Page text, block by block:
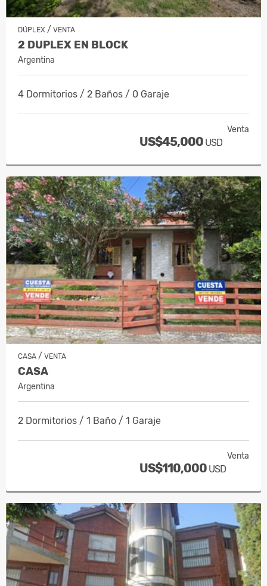
DÚPLEX / VENTA
2 DUPLEX EN BLOCK
Argentina
4 Dormitorios / 2 Baños / 0 Garaje
Venta
US$45,000 USD
CASA / VENTA
CASA
Argentina
2 Dormitorios / 1 Baño / 1 Garaje
Venta
US$110,000 USD